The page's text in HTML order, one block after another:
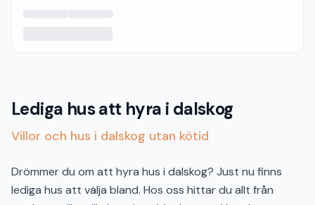
Lediga hus att hyra i dalskog
Villor och hus i dalskog utan kötid
Drömmer du om att hyra hus i dalskog? Just nu finns
lediga hus att välja bland. Hos oss hittar du allt från